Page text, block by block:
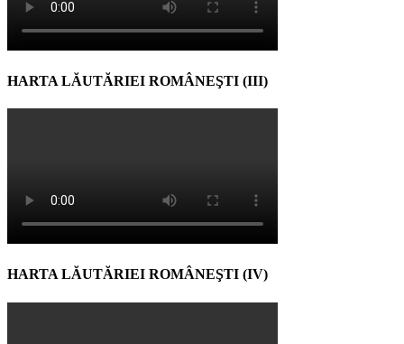
HARTA LĂUTĂRIEI ROMÂNEŞTI (III)
HARTA LĂUTĂRIEI ROMÂNEŞTI (IV)